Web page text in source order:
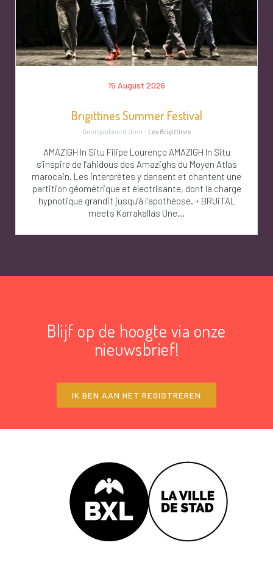
15 August 2026
Brigittines Summer Festival
Georganiseerd door : Les Brigittines
AMAZIGH In Situ Filipe Lourenço AMAZIGH In Situ
s’inspire de l’ahidous des Amazighs du Moyen Atlas
marocain. Les interprètes y dansent et chantent une
partition géométrique et électrisante, dont la charge
hypnotique grandit jusqu’à l’apothéose. + BRUiTAL
meets Karrakallas Une...
Blijf op de hoogte via onze
nieuwsbrief!
IK BEN AAN HET REGISTREREN